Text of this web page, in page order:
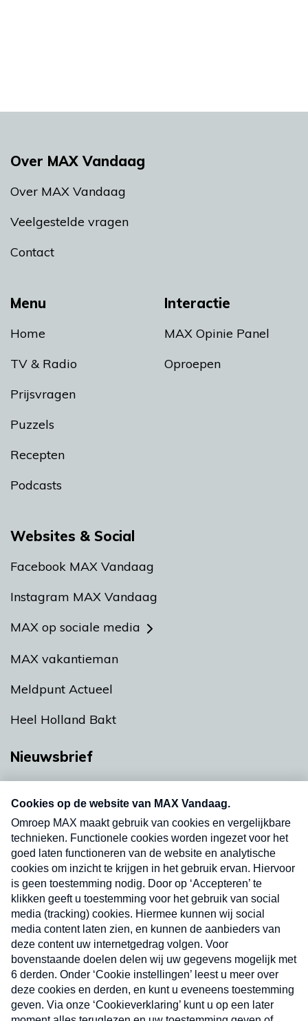
Menu
Home
TV & Radio
Prijsvragen
Puzzels
Recepten
Podcasts
Interactie
MAX Opinie Panel
Oproepen
Over MAX Vandaag
Over MAX Vandaag
Veelgestelde vragen
Contact
Websites & Social
Facebook MAX Vandaag
Instagram MAX Vandaag
MAX op sociale media
MAX vakantieman
Meldpunt Actueel
Heel Holland Bakt
Nieuwsbrief
Neem hier een gratis abonnement op onze
nieuwsbrief. Elke vrijdag- en dinsdagochtend in
uw mailbox.
Verzend
Nieuwsbrief
Neem hier een gratis abonnement op onze